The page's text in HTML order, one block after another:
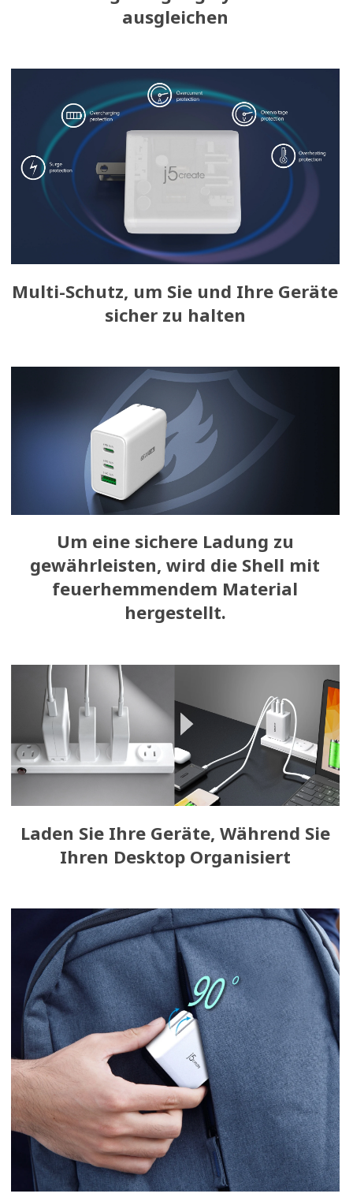
ausgleichen
Multi-Schutz, um Sie und Ihre Geräte
sicher zu halten
Um eine sichere Ladung zu
gewährleisten, wird die Shell mit
feuerhemmendem Material
hergestellt.
Laden Sie Ihre Geräte, Während Sie
Ihren Desktop Organisiert